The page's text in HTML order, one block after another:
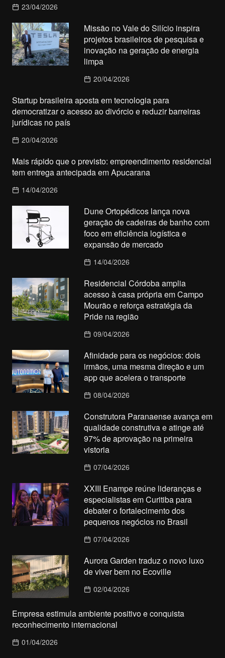
23/04/2026
Missão no Vale do Silício inspira
projetos brasileiros de pesquisa e
inovação na geração de energia
limpa
20/04/2026
Startup brasileira aposta em tecnologia para
democratizar o acesso ao divórcio e reduzir barreiras
jurídicas no país
20/04/2026
Mais rápido que o previsto: empreendimento residencial
tem entrega antecipada em Apucarana
14/04/2026
Dune Ortopédicos lança nova
geração de cadeiras de banho com
foco em eficiência logística e
expansão de mercado
14/04/2026
Residencial Córdoba amplia
acesso à casa própria em Campo
Mourão e reforça estratégia da
Pride na região
09/04/2026
Afinidade para os negócios: dois
irmãos, uma mesma direção e um
app que acelera o transporte
08/04/2026
Construtora Paranaense avança em
qualidade construtiva e atinge até
97% de aprovação na primeira
vistoria
07/04/2026
XXIII Enampe reúne lideranças e
especialistas em Curitiba para
debater o fortalecimento dos
pequenos negócios no Brasil
07/04/2026
Aurora Garden traduz o novo luxo
de viver bem no Ecoville
02/04/2026
Empresa estimula ambiente positivo e conquista
reconhecimento internacional
01/04/2026